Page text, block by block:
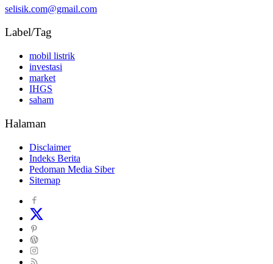
selisik.com@gmail.com
Label/Tag
mobil listrik
investasi
market
IHGS
saham
Halaman
Disclaimer
Indeks Berita
Pedoman Media Siber
Sitemap